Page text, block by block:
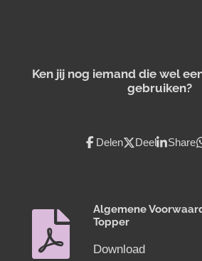
Ken jij nog iemand die wel
gebruiken?
Delen Deel Share
Algemene
Topper
Download